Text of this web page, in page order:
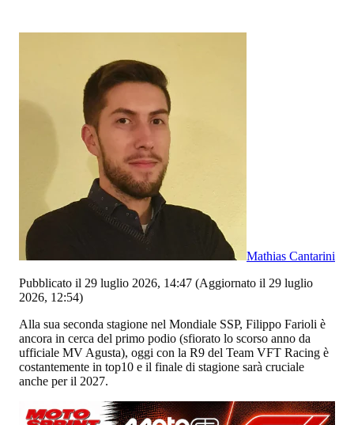
Mathias Cantarini
Pubblicato il 29 luglio 2026, 14:47 (Aggiornato il 29 luglio
2026, 12:54)
Alla sua seconda stagione nel Mondiale SSP, Filippo Farioli è
ancora in cerca del primo podio (sfiorato lo scorso anno da
ufficiale MV Agusta), oggi con la R9 del Team VFT Racing è
costantemente in top10 e il finale di stagione sarà cruciale
anche per il 2027.